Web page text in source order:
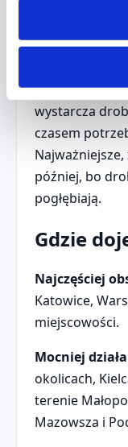
Na
wilgoci.
Jeśli pojawia
warto
wystarcza
czasem
później, bo
pogłębiają.
Gdzie
Najczęściej
Katowice,
miejscowości.
Mocniej
okolicach,
terenie
Mazowsza i